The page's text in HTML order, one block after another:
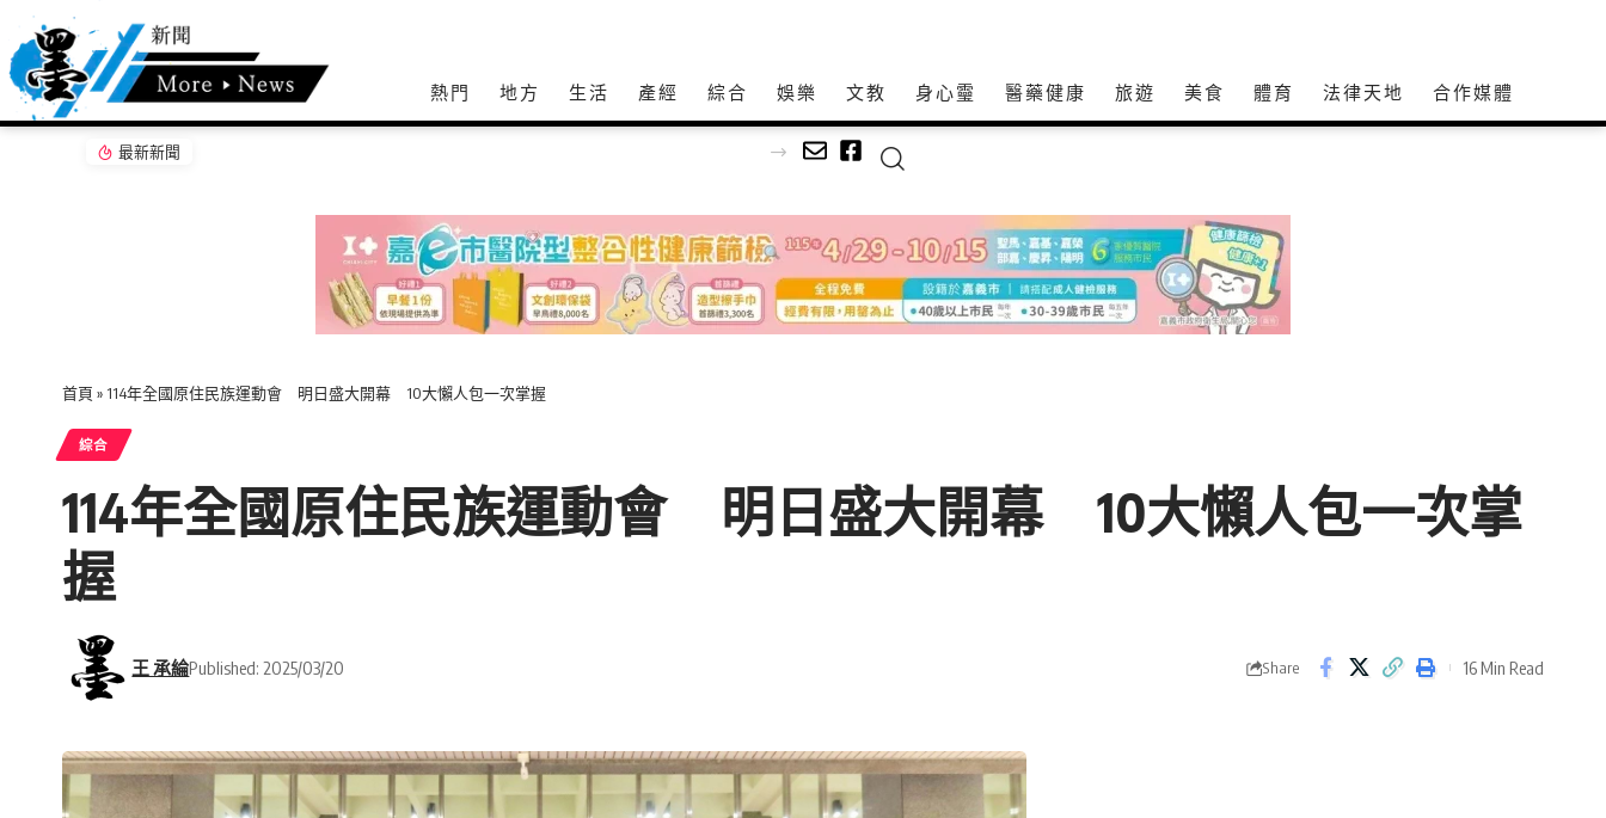
熱門 地方 生活 產經 綜合 娛樂 文教 身心𩆜 醫藥健康 旅遊 美食 體育 法律天地 合作媒體
最新新聞
首頁 » 114年全國原住民族運動會 明日盛大開幕 10大懶人包一次掌握
綜合
114年全國原住民族運動會 明日盛大開幕 10大懶人包一次掌
握
王 承綸Published: 2025/03/20 Share 16 Min Read